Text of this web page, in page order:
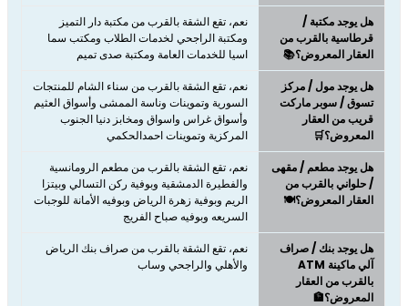
هل يوجد مكتبة /
قرطاسية بالقرب من
العقار المعروض؟📚
نعم، تقع الشقة بالقرب من مكتبة دار التميز
ومكتبة الراجحي لخدمات الطلاب ومكتب سما
اسيا للخدمات العامة ومكتبة صدى تميم
هل يوجد مول / مركز
تسوق / سوبر ماركت
قريب من العقار
المعروض؟🛒
نعم، ​​​​​​​تقع الشقة بالقرب من سناء الشام للمنتجات
السورية وتموينات وناسة الممشى وأسواق العثيم
وأسواق غراس واسواق ومخابز دنيا الجنوب
المركزية وتموينات احمدالحكمي
هل يوجد مطعم / مقهى
/ حلواني بالقرب من
العقار المعروض؟🍽️
نعم، ​​​​​​​تقع الشقة بالقرب من مطعم الرومانسية
والفطيرة الدمشقية وبوفية ركن التسالي وبيتزا
الريم وبوفية زهرة الرياض وبوفيه الأمانة للوجبات
السريعه وبوفيه صباح الفريج
هل يوجد بنك / صراف
آلي ماكينة ATM
بالقرب من العقار
المعروض؟🏦
نعم، تقع الشقة بالقرب من صراف بنك الرياض
والأهلي والراجحي وساب